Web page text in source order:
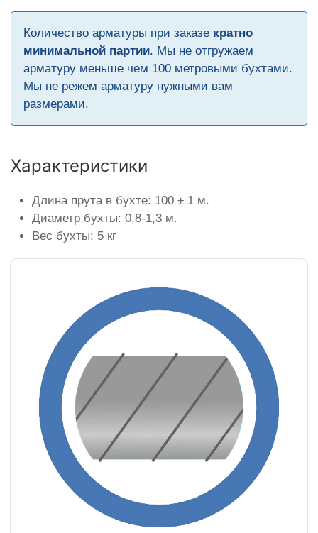
Количество арматуры при заказе кратно
минимальной партии. Мы не отгружаем
арматуру меньше чем 100 метровыми бухтами.
Мы не режем арматуру нужными вам
размерами.
Характеристики
Длина прута в бухте: 100 ± 1 м.
Диаметр бухты: 0,8-1,3 м.
Вес бухты: 5 кг